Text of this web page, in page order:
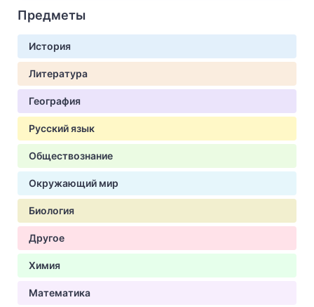
Предметы
История
Литература
География
Русский язык
Обществознание
Окружающий мир
Биология
Другое
Химия
Математика